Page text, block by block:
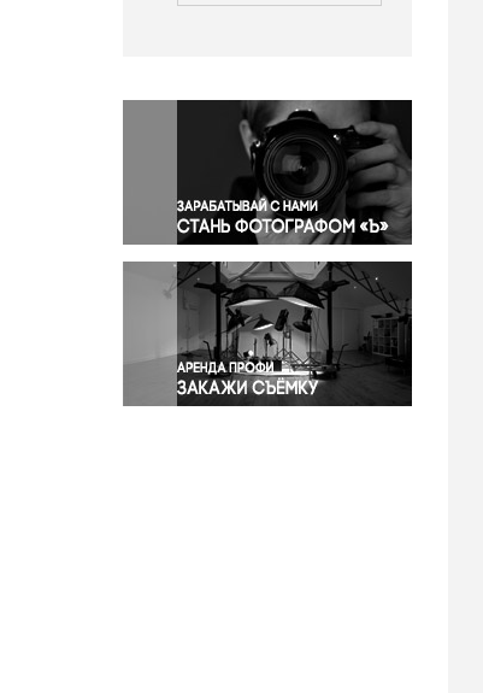
Окружающая среда
Политика
Правосудие
Происшествия и конфликты
Религия
Светская жизнь
Спорт
Экология
Экономика и бизнес